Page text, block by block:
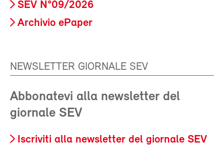
SEV N°09/2026
Archivio ePaper
NEWSLETTER GIORNALE SEV
Abbonatevi alla newsletter del
giornale SEV
Iscriviti alla newsletter del giornale SEV